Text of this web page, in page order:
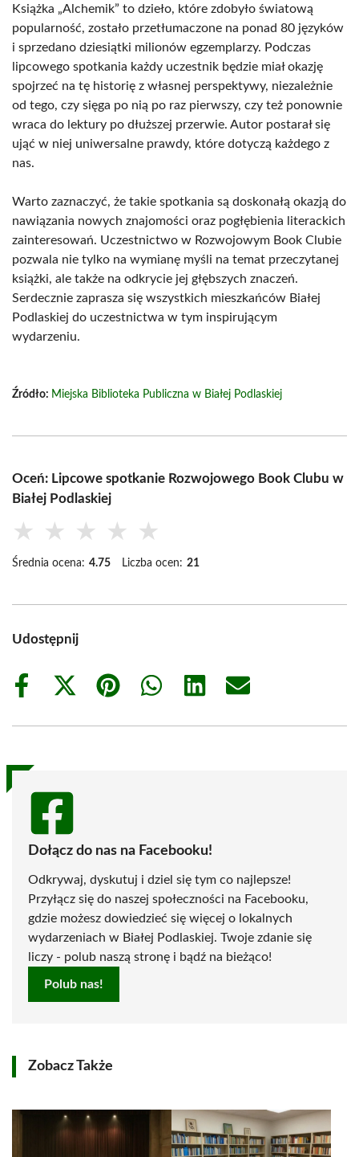
Książka „Alchemik” to dzieło, które zdobyło światową
popularność, zostało przetłumaczone na ponad 80 języków
i sprzedano dziesiątki milionów egzemplarzy. Podczas
lipcowego spotkania każdy uczestnik będzie miał okazję
spojrzeć na tę historię z własnej perspektywy, niezależnie
od tego, czy sięga po nią po raz pierwszy, czy też ponownie
wraca do lektury po dłuższej przerwie. Autor postarał się
ująć w niej uniwersalne prawdy, które dotyczą każdego z
nas.
Warto zaznaczyć, że takie spotkania są doskonałą okazją do
nawiązania nowych znajomości oraz pogłębienia literackich
zainteresowań. Uczestnictwo w Rozwojowym Book Clubie
pozwala nie tylko na wymianę myśli na temat przeczytanej
książki, ale także na odkrycie jej głębszych znaczeń.
Serdecznie zaprasza się wszystkich mieszkańców Białej
Podlaskiej do uczestnictwa w tym inspirującym
wydarzeniu.
Źródło: Miejska Biblioteka Publiczna w Białej Podlaskiej
Oceń: Lipcowe spotkanie Rozwojowego Book Clubu w
Białej Podlaskiej
★ ★ ★ ★ ★
Średnia ocena: 4.75 Liczba ocen: 21
Udostępnij
Share
Share
(Twitter)
Share
Share
Share
Share
Dołącz do nas na Facebooku!
Odkrywaj, dyskutuj i dziel się tym co najlepsze!
Przyłącz się do naszej społeczności na Facebooku,
gdzie możesz dowiedzieć się więcej o lokalnych
wydarzeniach w Białej Podlaskiej. Twoje zdanie się
liczy - polub naszą stronę i bądź na bieżąco!
Polub nas!
Zobacz Także